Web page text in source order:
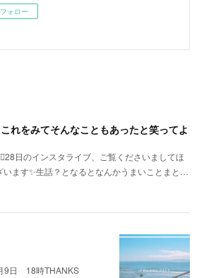
フォロー
れをみてそんなこともあったと笑ってよ
日のインスタライブ、ご覧くださいましてほ
います✨生話？となるとなんかうまいことまと…
日 18時THANKS